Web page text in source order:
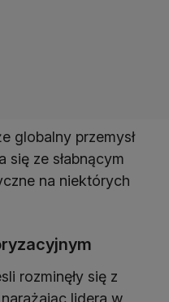
globalny przemysł
się ze słabnącym
na niektórych
rozminęły się z
lidera w